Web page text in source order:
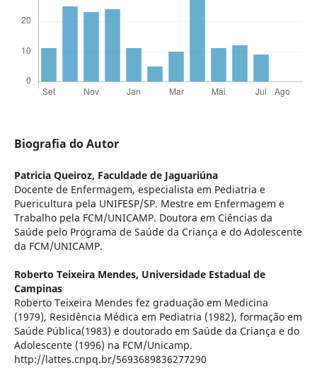
Biografia do Autor
Patricia Queiroz, Faculdade de Jaguariúna
Docente de Enfermagem, especialista em Pediatria e
Puericultura pela UNIFESP/SP. Mestre em Enfermagem e
Trabalho pela FCM/UNICAMP. Doutora em Ciências da
Saúde pelo Programa de Saúde da Criança e do Adolescente
da FCM/UNICAMP.
Roberto Teixeira Mendes, Universidade Estadual de
Campinas
Roberto Teixeira Mendes fez graduação em Medicina
(1979), Residência Médica em Pediatria (1982), formação em
Saúde Pública(1983) e doutorado em Saúde da Criança e do
Adolescente (1996) na FCM/Unicamp.
http://lattes.cnpq.br/5693689836277290